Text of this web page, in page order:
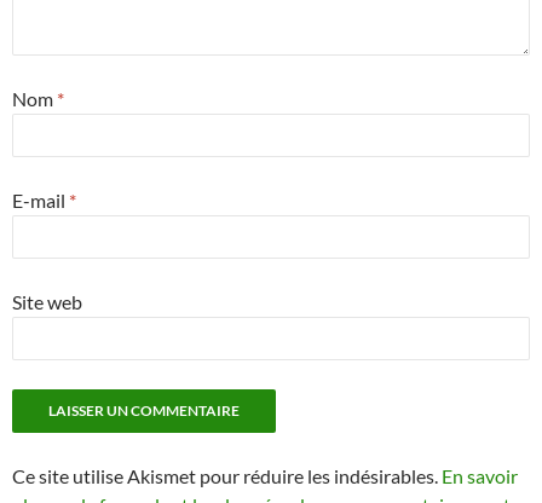
Nom *
E-mail *
Site web
Ce site utilise Akismet pour réduire les indésirables. En savoir